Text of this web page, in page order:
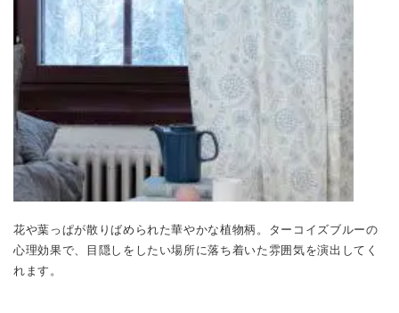
花や葉っぱが散りばめられた華やかな植物柄。ターコイズブルーの
心理効果で、目隠しをしたい場所に落ち着いた雰囲気を演出してく
れます。